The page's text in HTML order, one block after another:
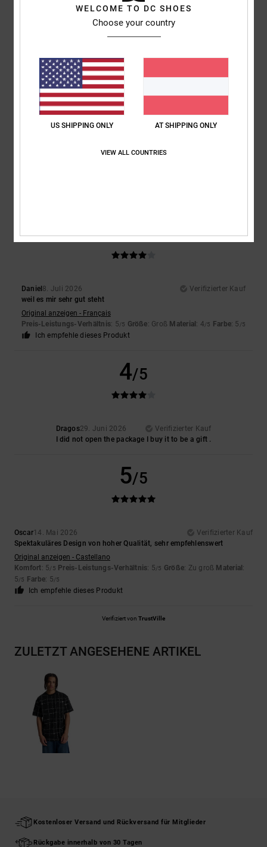
67% unserer Kunden empfehlen dieses Produkt
Komfort
5.0
Preis-Leistungs-Verhältnis
Größe
Zu klein Zu groß
Farbe
4/5
Daniel 8. Juli 2026
Verifizierter Kauf
weil es mir sehr gut steht
Original anzeigen - Français
Preis-Leistungs-Verhältnis: 5/5 Größe: Groß Material : 4/5 Farbe: 5 /5
Ich empfehle dieses Produkt
4/5
Dragos29. Juni 2026
Verifizierter Kauf
I did not open the package I buy it to be a gift .
5/5
Oscar14. Mai 2026
Verifizierter Kauf
Spektakuläres Design von hoher Qualität, sehr empfehlenswert
Original anzeigen - Castellano
Komfort: 5/5 Preis-Leistungs-Verhältnis: 5/5 Größe: Zu groß Material :
5/5 Farbe: 5/5
Ich empfehle dieses Produkt
Verifiziert von TrustVille
ZULETZT ANGESEHENE ARTIKEL
Kostenloser Versand und Rückversand für Mitglieder
Rückgabe innerhalb von 30 Tagen
WELCOME TO DC SHOES
Choose your country
US SHIPPING ONLY AT SHIPPING ONLY
VIEW ALL COUNTRIES